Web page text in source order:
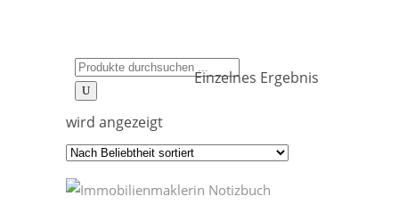
Search
for:
Einzelnes Ergebnis
wird angezeigt